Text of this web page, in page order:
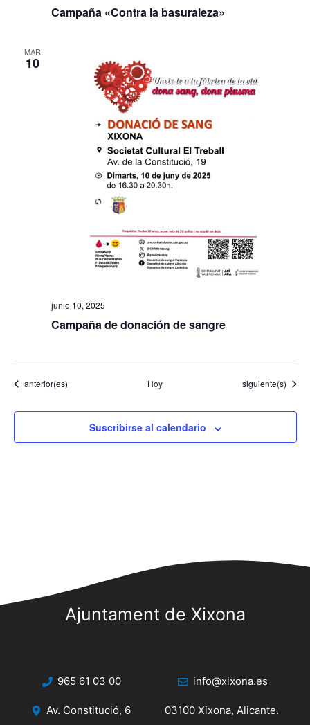
Campaña «Contra la basuraleza»
MAR
10
Campaña de donación de sangre
junio 10, 2025
Eventos
anterior(es) Hoy Eventos
siguiente(s)
Suscribirse al calendario
Ajuntament de Xixona
965 61 03 00 info@xixona.es
Av. Constitució, 6 03100 Xixona, Alicante.